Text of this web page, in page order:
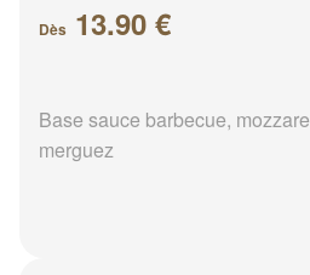
Dès 13.90 €
Base sauce barbecue,
merguez